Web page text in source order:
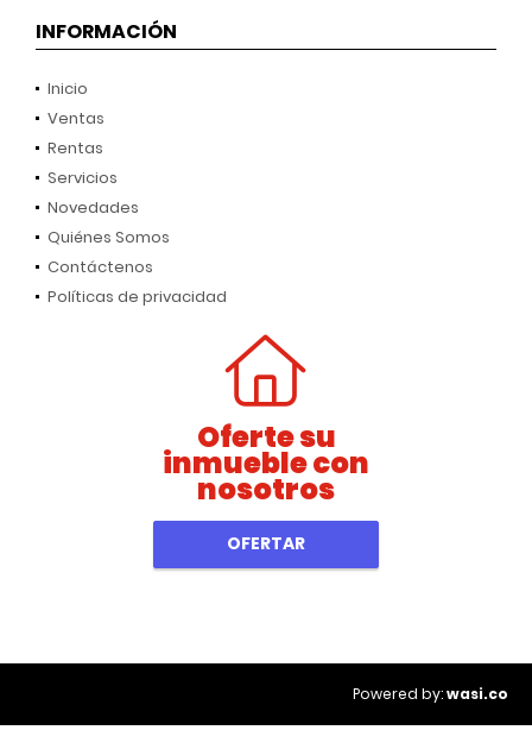
INFORMACIÓN
Inicio
Ventas
Rentas
Servicios
Novedades
Quiénes Somos
Contáctenos
Políticas de privacidad
Oferte su
inmueble con
nosotros
OFERTAR
Powered by:wasi.co